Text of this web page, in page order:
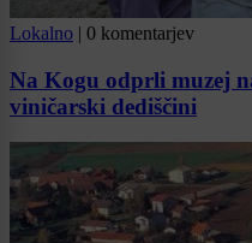
Lokalno | 0 komentarjev
Na Kogu odprli muzej
viničarski dediščini